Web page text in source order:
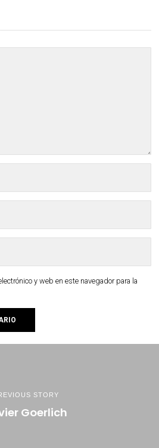
y web en este navegador para la
STORY
Goerlich